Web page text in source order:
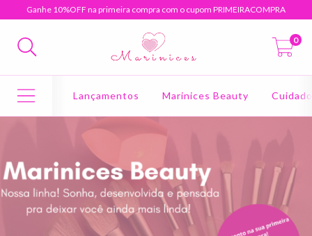
Ganhe 10%OFF na primeira compra com o cupom PRIMEIRACOMPRA
0
Lançamentos Marinices Beauty